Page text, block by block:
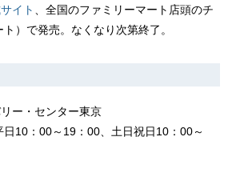
イト
、全国のファミリーマート店頭のチ
）で発売。なくなり次第終了。
ー・センター東京
10：00～19：00、土日祝日10：00～